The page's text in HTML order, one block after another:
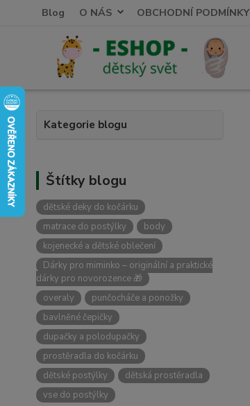
Blog O NÁS OBCHODNÍ PODMÍNKY
Kategorie blogu
Štítky blogu
dětské deky do kočárku
matrace do postýlky
body
kojenecké a dětské oblečení
Dárky pro miminko – originální a praktické
dárky pro novorozence 🎁
overaly
punčocháče a ponožky
bavlněné čepičky
dupačky a polodupačky
prostěradla do kočárku
dětské postýlky
dětská prostěradla
vse do postýlky